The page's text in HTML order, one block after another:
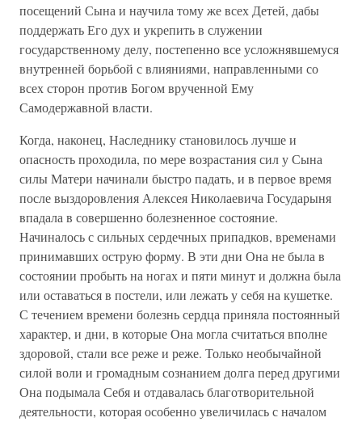
посещений Сына и научила тому же всех Детей, дабы
поддержать Его дух и укрепить в служении
государственному делу, постепенно все усложнявшемуся
внутренней борьбой с влияниями, направленными со
всех сторон против Богом врученной Ему
Самодержавной власти.
Когда, наконец, Наследнику становилось лучше и
опасность проходила, по мере возрастания сил у Сына
силы Матери начинали быстро падать, и в первое время
после выздоровления Алексея Николаевича Государыня
впадала в совершенно болезненное состояние.
Начиналось с сильных сердечных припадков, временами
принимавших острую форму. В эти дни Она не была в
состоянии пробыть на ногах и пяти минут и должна была
или оставаться в постели, или лежать у себя на кушетке.
С течением времени болезнь сердца приняла постоянный
характер, и дни, в которые Она могла считаться вполне
здоровой, стали все реже и реже. Только необычайной
силой воли и громадным сознанием долга перед другими
Она подымала Себя и отдавалась благотворительной
деятельности, которая особенно увеличилась с началом